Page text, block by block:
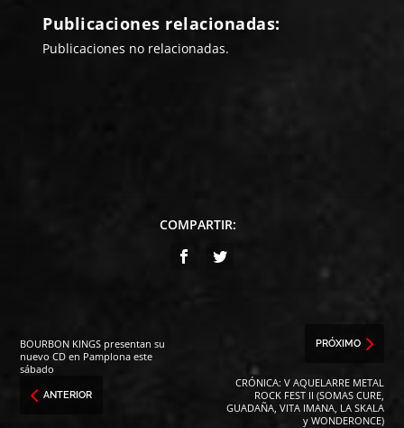
Publicaciones relacionadas:
Publicaciones no relacionadas.
COMPARTIR:
BOURBON KINGS presentan su
nuevo CD en Pamplona este
sábado
ANTERIOR
PRÓXIMO
CRÓNICA: V AQUELARRE METAL
ROCK FEST II (SOMAS CURE,
GUADAÑA, VITA IMANA, LA SKALA
y WONDERONCE)